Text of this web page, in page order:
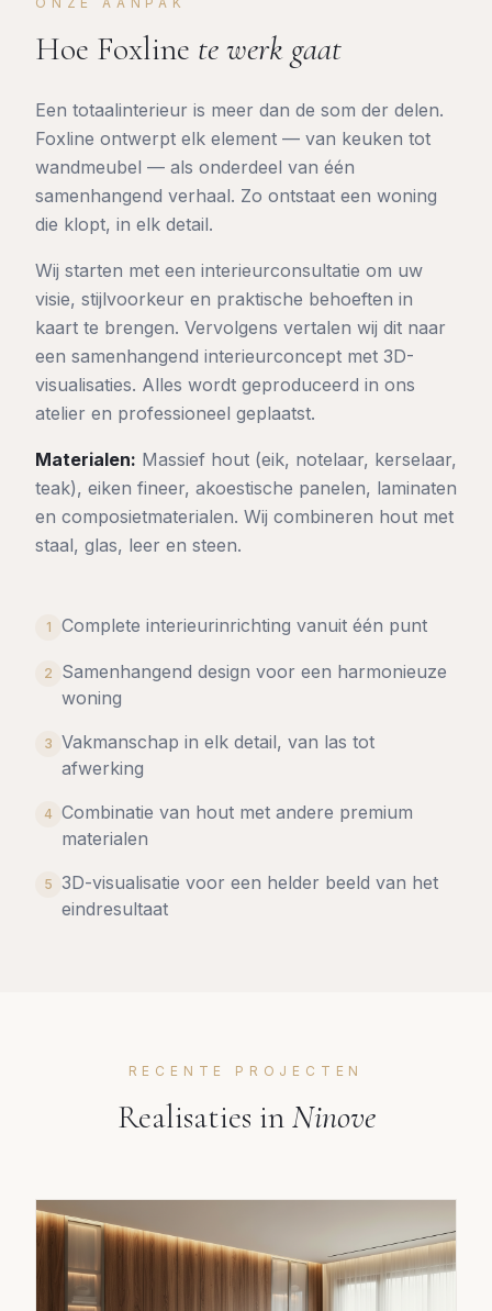
Hoe Foxline te werk gaat
Een totaalinterieur is meer dan de som der delen.
Foxline ontwerpt elk element — van keuken tot
wandmeubel — als onderdeel van één
samenhangend verhaal. Zo ontstaat een woning
die klopt, in elk detail.
Wij starten met een interieurconsultatie om uw
visie, stijlvoorkeur en praktische behoeften in
kaart te brengen. Vervolgens vertalen wij dit naar
een samenhangend interieurconcept met 3D-
visualisaties. Alles wordt geproduceerd in ons
atelier en professioneel geplaatst.
Materialen: Massief hout (eik, notelaar, kerselaar,
teak), eiken fineer, akoestische panelen, laminaten
en composietmaterialen. Wij combineren hout met
staal, glas, leer en steen.
1 Complete interieurinrichting vanuit één punt
2
Samenhangend design voor een harmonieuze
woning
3 Vakmanschap in elk detail, van las tot
afwerking
4 Combinatie van hout met andere premium
materialen
5 3D-visualisatie voor een helder beeld van het
eindresultaat
RECENTE PROJECTEN
Realisaties inNinove